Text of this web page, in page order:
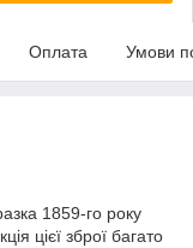
Оплата Умови
1859-го року
цієї зброї багато